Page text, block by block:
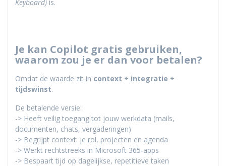
Keyboard) is.
Je kan Copilot gratis gebruiken,
waarom zou je er dan voor betalen?
Omdat de waarde zit in context + integratie +
tijdswinst.
De betalende versie:
-> Heeft veilig toegang tot jouw werkdata (mails,
documenten, chats, vergaderingen)
-> Begrijpt context: je rol, projecten en agenda
-> Werkt rechtstreeks in Microsoft 365-apps
-> Bespaart tijd op dagelijkse, repetitieve taken